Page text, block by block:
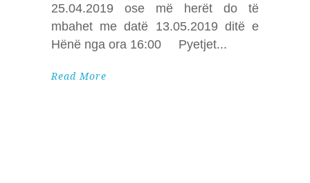
25.04.2019 ose më herët do të
mbahet me datë 13.05.2019 ditë e
Hënë nga ora 16:00 Pyetjet
Read More